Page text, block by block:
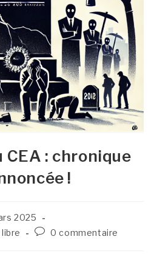
CEA : chronique
!
2025
0 commentaire